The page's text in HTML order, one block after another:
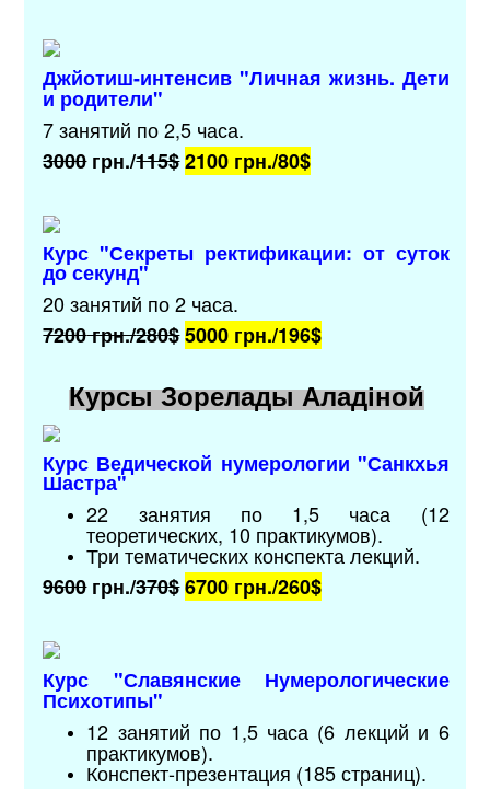
Джйотиш-интенсив "Личная жизнь. Дети
и родители"
7 занятий по 2,5 часа.
3000грн./115$2100 грн./80$
Курс "Секреты ректификации: от суток
до секунд"
20 занятий по 2 часа.
7200грн./280$5000 грн./196$
Курсы Зорелады Аладіной
Курс Ведической нумерологии "Санкхья
Шастра"
22 занятия по 1,5 часа (12
теоретических, 10 практикумов).
Три тематических конспекта лекций.
9600грн./370$6700 грн./260$
Курс "Славянские Нумерологические
Психотипы"
12 занятий по 1,5 часа (6 лекций и 6
практикумов).
Конспект-презентация (185 страниц).